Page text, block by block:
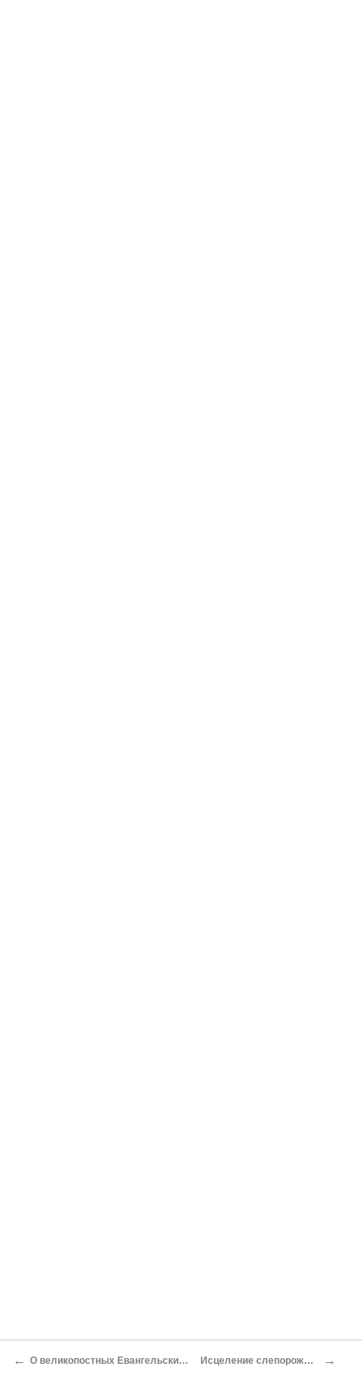
← О великопостных Евангельских чтениях Исцеление слепорожденного →